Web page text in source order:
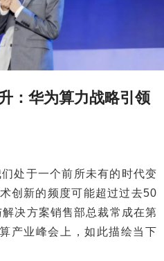
：华为算力战略引领
们处于一个前所未有的时代变
创新的频度可能超过过去50
决方案销售部总裁常成在第
产业峰会上，如此描绘当下